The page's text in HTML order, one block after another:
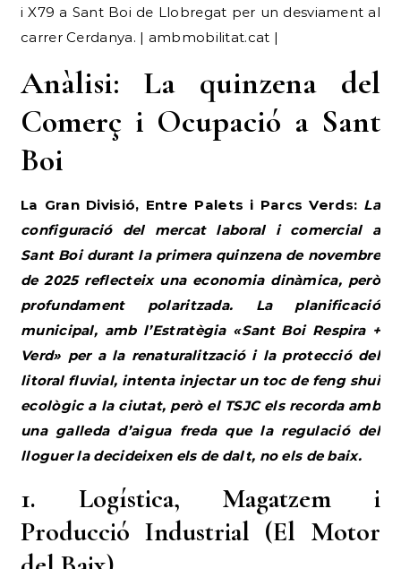
i X79 a Sant Boi de Llobregat per un desviament al
carrer Cerdanya. | ambmobilitat.cat |
Anàlisi: La quinzena del
Comerç i Ocupació a Sant
Boi
La Gran Divisió, Entre Palets i Parcs Verds: La
configuració del mercat laboral i comercial a
Sant Boi durant la primera quinzena de novembre
de 2025 reflecteix una economia dinàmica, però
profundament polaritzada. La planificació
municipal, amb l’Estratègia «Sant Boi Respira +
Verd» per a la renaturalització i la protecció del
litoral fluvial, intenta injectar un toc de feng shui
ecològic a la ciutat, però el TSJC els recorda amb
una galleda d’aigua freda que la regulació del
lloguer la decideixen els de dalt, no els de baix.
1. Logística, Magatzem i
Producció Industrial (El Motor